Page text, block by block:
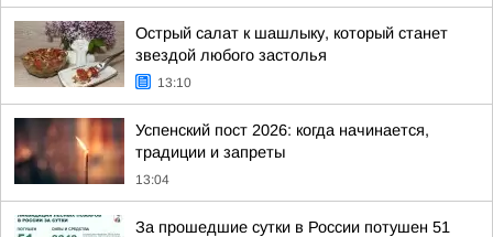
Острый салат к шашлыку, который станет
звездой любого застолья
13:10
Успенский пост 2026: когда начинается,
традиции и запреты
13:04
За прошедшие сутки в России потушен 51